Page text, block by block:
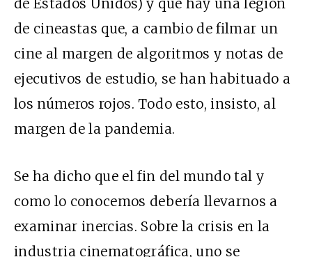
de Estados Unidos) y que hay una legión
de cineastas que, a cambio de filmar un
cine al margen de algoritmos y notas de
ejecutivos de estudio, se han habituado a
los números rojos. Todo esto, insisto, al
margen de la pandemia.
Se ha dicho que el fin del mundo tal y
como lo conocemos debería llevarnos a
examinar inercias. Sobre la crisis en la
industria cinematográfica, uno se